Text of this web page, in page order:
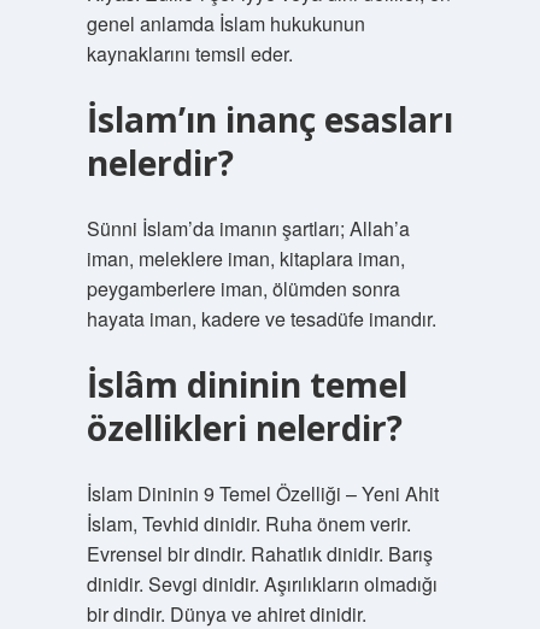
genel anlamda İslam hukukunun
kaynaklarını temsil eder.
İslam’ın inanç esasları
nelerdir?
Sünni İslam’da imanın şartları; Allah’a
iman, meleklere iman, kitaplara iman,
peygamberlere iman, ölümden sonra
hayata iman, kadere ve tesadüfe imandır.
İslâm dininin temel
özellikleri nelerdir?
İslam Dininin 9 Temel Özelliği – Yeni Ahit
İslam, Tevhid dinidir. Ruha önem verir.
Evrensel bir dindir. Rahatlık dinidir. Barış
dinidir. Sevgi dinidir. Aşırılıkların olmadığı
bir dindir. Dünya ve ahiret dinidir.